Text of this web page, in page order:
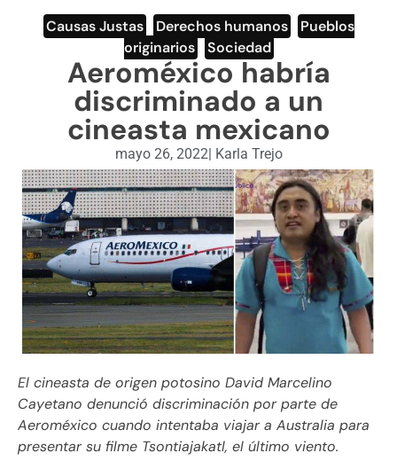
ENGLISH SECTION
VIDEOS
Causas Justas Derechos humanos
Pueblos
originarios
Sociedad
Aeroméxico habría
discriminado a un
cineasta mexicano
mayo 26, 2022| Karla Trejo
El cineasta de origen potosino David Marcelino
Cayetano denunció discriminación por parte de
Aeroméxico cuando intentaba viajar a Australia para
presentar su filme Tsontiajakatl, el último viento.